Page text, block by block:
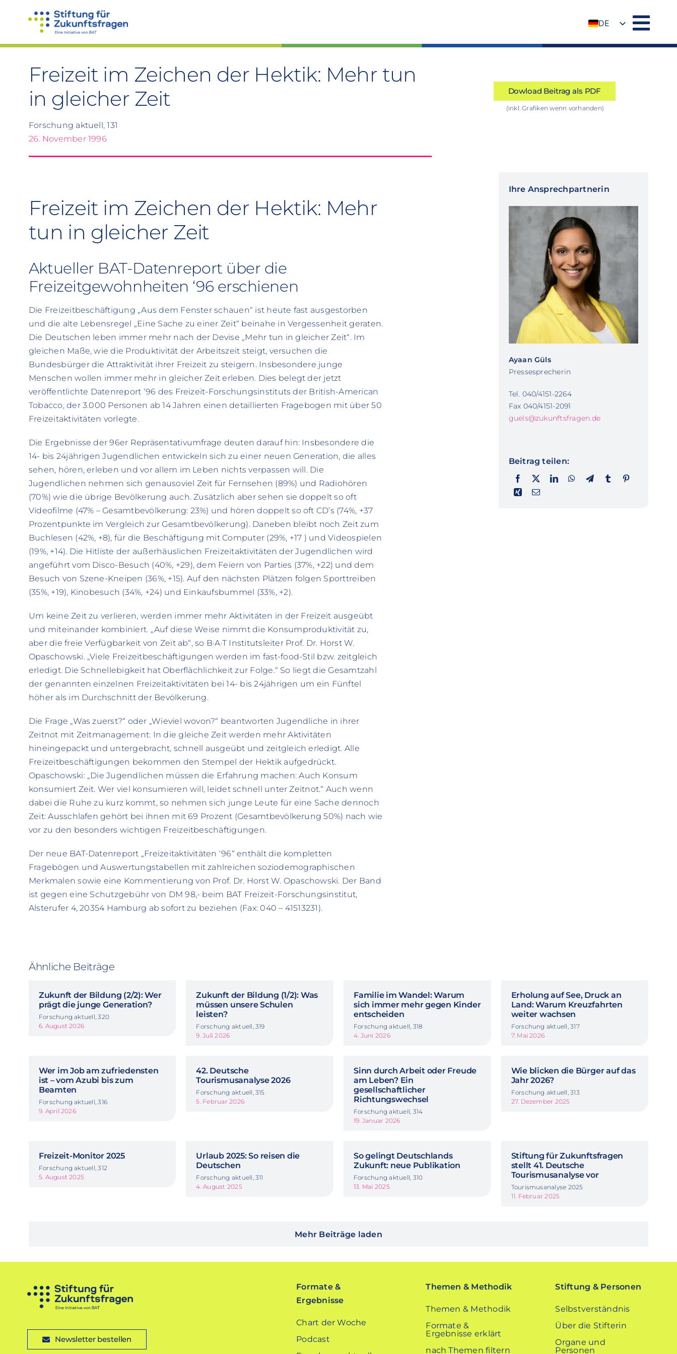
DE
Freizeit im Zeichen der Hektik: Mehr tun
in gleicher Zeit
Forschung aktuell, 131
26. November 1996
Dowload Beitrag als PDF
(inkl. Grafiken wenn vorhanden)
Freizeit im Zeichen der Hektik: Mehr
tun in gleicher Zeit
Aktueller BAT-Datenreport über die
Freizeitgewohnheiten ‘96 erschienen
Die Freizeitbeschäftigung „Aus dem Fenster schauen“ ist heute fast ausgestorben
und die alte Lebensregel „Eine Sache zu einer Zeit“ beinahe in Vergessenheit geraten.
Die Deutschen leben immer mehr nach der Devise „Mehr tun in gleicher Zeit“. Im
gleichen Maße, wie die Produktivität der Arbeitszeit steigt, versuchen die
Bundesbürger die Attraktivität ihrer Freizeit zu steigern. Insbesondere junge
Menschen wollen immer mehr in gleicher Zeit erleben. Dies belegt der jetzt
veröffentlichte Datenreport ‘96 des Freizeit-Forschungsinstituts der British-American
Tobacco, der 3.000 Personen ab 14 Jahren einen detaillierten Fragebogen mit über 50
Freizeitaktivitäten vorlegte.
Die Ergebnisse der 96er Repräsentativumfrage deuten darauf hin: Insbesondere die
14- bis 24jährigen Jugendlichen entwickeln sich zu einer neuen Generation, die alles
sehen, hören, erleben und vor allem im Leben nichts verpassen will. Die
Jugendlichen nehmen sich genausoviel Zeit für Fernsehen (89%) und Radiohören
(70%) wie die übrige Bevölkerung auch. Zusätzlich aber sehen sie doppelt so oft
Videofilme (47% – Gesamtbevölkerung: 23%) und hören doppelt so oft CD’s (74%, +37
Prozentpunkte im Vergleich zur Gesamtbevölkerung). Daneben bleibt noch Zeit zum
Buchlesen (42%, +8), für die Beschäftigung mit Computer (29%, +17 ) und Videospielen
(19%, +14). Die Hitliste der außerhäuslichen Freizeitaktivitäten der Jugendlichen wird
angeführt vom Disco-Besuch (40%, +29), dem Feiern von Parties (37%, +22) und dem
Besuch von Szene-Kneipen (36%, +15). Auf den nächsten Plätzen folgen Sporttreiben
(35%, +19), Kinobesuch (34%, +24) und Einkaufsbummel (33%, +2).
Um keine Zeit zu verlieren, werden immer mehr Aktivitäten in der Freizeit ausgeübt
und miteinander kombiniert. „Auf diese Weise nimmt die Konsumproduktivität zu,
aber die freie Verfügbarkeit von Zeit ab“, so B·A·T Institutsleiter Prof. Dr. Horst W.
Opaschowski. „Viele Freizeitbeschäftigungen werden im fast-food-Stil bzw. zeitgleich
erledigt. Die Schnellebigkeit hat Oberflächlichkeit zur Folge.“ So liegt die Gesamtzahl
der genannten einzelnen Freizeitaktivitäten bei 14- bis 24jährigen um ein Fünftel
höher als im Durchschnitt der Bevölkerung.
Die Frage „Was zuerst?“ oder „Wieviel wovon?“ beantworten Jugendliche in ihrer
Zeitnot mit Zeitmanagement: In die gleiche Zeit werden mehr Aktivitäten
hineingepackt und untergebracht, schnell ausgeübt und zeitgleich erledigt. Alle
Freizeitbeschäftigungen bekommen den Stempel der Hektik aufgedrückt.
Opaschowski: „Die Jugendlichen müssen die Erfahrung machen: Auch Konsum
konsumiert Zeit. Wer viel konsumieren will, leidet schnell unter Zeitnot.“ Auch wenn
dabei die Ruhe zu kurz kommt, so nehmen sich junge Leute für eine Sache dennoch
Zeit: Ausschlafen gehört bei ihnen mit 69 Prozent (Gesamtbevölkerung 50%) nach wie
vor zu den besonders wichtigen Freizeitbeschäftigungen.
Der neue BAT-Datenreport „Freizeitaktivitäten ‘96“ enthält die kompletten
Fragebögen und Auswertungstabellen mit zahlreichen soziodemographischen
Merkmalen sowie eine Kommentierung von Prof. Dr. Horst W. Opaschowski. Der Band
ist gegen eine Schutzgebühr von DM 98,- beim BAT Freizeit-Forschungsinstitut,
Alsterufer 4, 20354 Hamburg ab sofort zu beziehen (Fax: 040 – 41513231).
Ihre Ansprechpartnerin
Ayaan Güls
Pressesprecherin
Tel. 040/4151-2264
Fax 040/4151-2091
guels@zukunftsfragen.de
Beitrag teilen:
Ähnliche Beiträge
Zukunft der Bildung (2/2): Wer
prägt die junge Generation?
Forschung aktuell, 320
6. August 2026
Zukunft der Bildung (1/2): Was
müssen unsere Schulen
leisten?
Forschung aktuell, 319
9. Juli 2026
Familie im Wandel: Warum
sich immer mehr gegen Kinder
entscheiden
Forschung aktuell, 318
4. Juni 2026
Erholung auf See, Druck an
Land: Warum Kreuzfahrten
weiter wachsen
Forschung aktuell, 317
7. Mai 2026
Wer im Job am zufriedensten
ist – vom Azubi bis zum
Beamten
Forschung aktuell, 316
9. April 2026
42. Deutsche
Tourismusanalyse 2026
Forschung aktuell, 315
5. Februar 2026
Sinn durch Arbeit oder Freude
am Leben? Ein
gesellschaftlicher
Richtungswechsel
Forschung aktuell, 314
19. Januar 2026
Wie blicken die Bürger auf das
Jahr 2026?
Forschung aktuell, 313
27. Dezember 2025
Freizeit-Monitor 2025
Forschung aktuell, 312
5. August 2025
Urlaub 2025: So reisen die
Deutschen
Forschung aktuell, 311
4. August 2025
So gelingt Deutschlands
Zukunft: neue Publikation
Forschung aktuell, 310
13. Mai 2025
Stiftung für Zukunftsfragen
stellt 41. Deutsche
Tourismusanalyse vor
Tourismusanalyse 2025
11. Februar 2025
Mehr Beiträge laden
Newsletter bestellen
Formate &
Ergebnisse
Chart der Woche
Podcast
Themen & Methodik
Themen & Methodik
Formate &
Ergebnisse erklärt
nach Themen filtern
Stiftung & Personen
Selbstverständnis
Über die Stifterin
Organe und
Personen